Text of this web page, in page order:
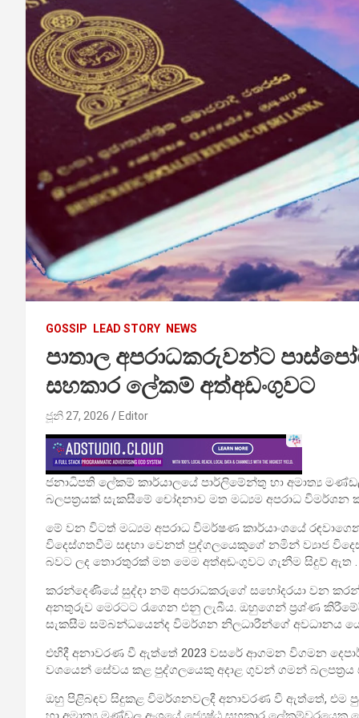
GOSSIP LEAD STORY NEWS
පාතාල අපරාධකරුවන්ට
සහකාර ලේකම් අත්අඩංගුවට
ජූනි 27, 2026 Editor
ජනාධිපති ලේකම් කාර්යාලයේ පාර්ලිමේන්තු හා අමාත්‍ය
බලපත්‍රයක් සැකසීමේ චෝදනාව මත මධ්‍යම අපරාධ විමර්ශන
මේ වන විටත් මධ්‍යම අපරාධ විමර්ෂණ කාර්යාංශයේ
විදෙස්ගතවීම සඳහා වෙනත් පුද්ගලයෙකුගේ නමින් ව්‍යාජ
බවට ලද තොරතුරක් මත මෙම අත්අඩංගුවට ගැනීම සිදුව් ඇත .
කරන්දෙණියේ සුද්දා නම් අපරාධකරුගේ සහෝදරයා වන
අනතුරුව මෙරටට රැගෙන එනු ලැබීය. ඔහුගෙන් ප්‍රශ්ණ
සැකසීම සම්බන්ධයෙන්ද විමර්ශන නිලධාරීන්ගේ අවධානය
එහිදී අනාවරණ වී ඇත්තේ 2023 වසරේ ආගමන විගමන
වශයෙන් සේවය කළ පුද්ගලයෙකු අදාළ ගුවන් ගමන්
ඔහු පිළිබඳව සිදුකළ විමර්ශනවලදී අනාවරණ වී ඇත්තේ, එම